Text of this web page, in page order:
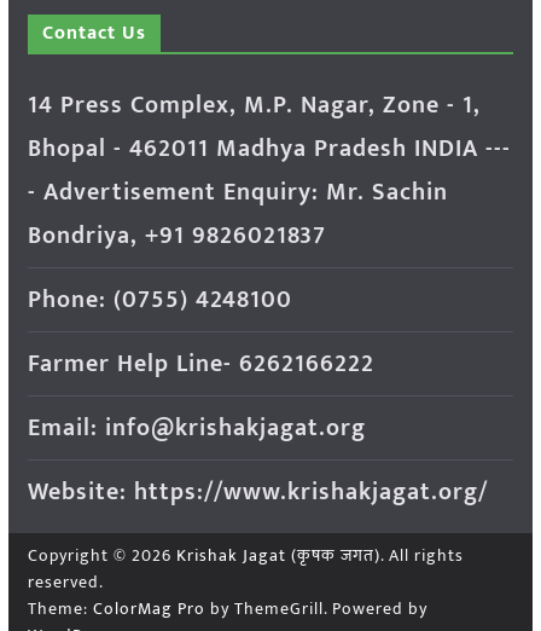
Contact Us
14 Press Complex, M.P. Nagar, Zone - 1,
Bhopal - 462011 Madhya Pradesh INDIA ---
- Advertisement Enquiry: Mr. Sachin
Bondriya, +91 9826021837
Phone: (0755) 4248100
Farmer Help Line- 6262166222
Email: info@krishakjagat.org
Website: https://www.krishakjagat.org/
Copyright © 2026 Krishak Jagat (कृषक जगत). All rights
reserved.
Theme: ColorMag Pro by ThemeGrill. Powered by